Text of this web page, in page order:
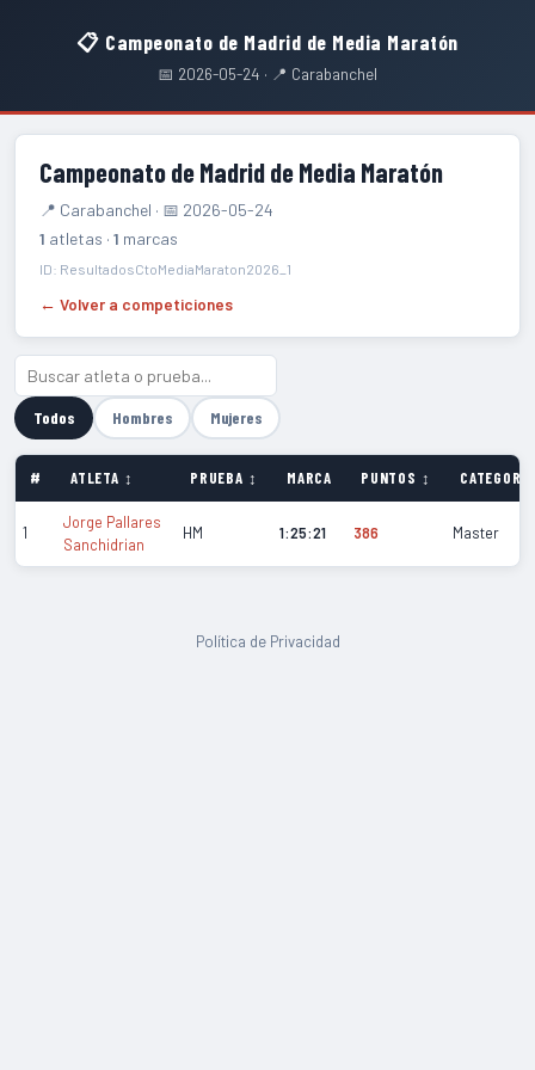
📋 Campeonato de Madrid de Media Maratón
📅 2026-05-24 · 📍 Carabanchel
Campeonato de Madrid de Media Maratón
📍 Carabanchel · 📅 2026-05-24
1 atletas · 1 marcas
ID: ResultadosCtoMediaMaraton2026_1
← Volver a competiciones
Todos Hombres Mujeres
# ATLETA ↕ PRUEBA ↕ MARCA PUNTOS ↕
1
Jorge Pallares
Sanchidrian
HM 1:25:21 386 Master
Política de Privacidad